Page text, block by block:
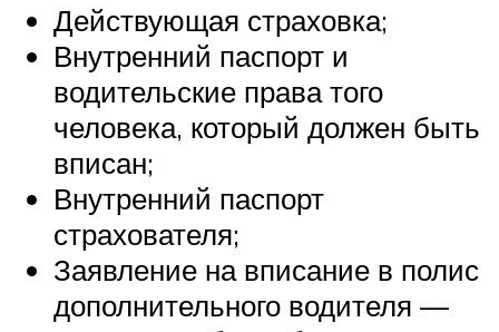
Действующая страховка;
Внутренний паспорт и
водительские права того
человека, который должен быть
вписан;
Внутренний паспорт
страхователя;
Заявление на вписание в полис
дополнительного водителя —